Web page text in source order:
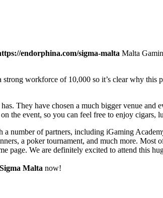
endorphina.com/sigma-malta Malta
workforce of 10,000 so it’s clear why
They have chosen a much bigger venue
the event, so you can feel free to enjoy
number of partners, including iGaming
a poker tournament, and much more.
page. We are definitely excited to attend this
Sigma Malta now!